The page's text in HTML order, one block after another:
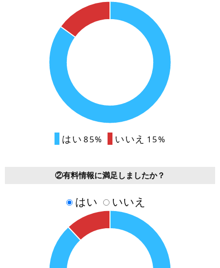
はい 85% いいえ 15%
②有料情報に満足しましたか？
はい いいえ